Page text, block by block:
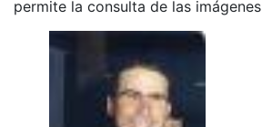
permite la consulta de las imágenes